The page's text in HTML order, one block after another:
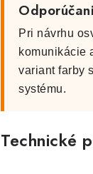
Pri návrhu
komunikácie
variant farby
systému.
Technické